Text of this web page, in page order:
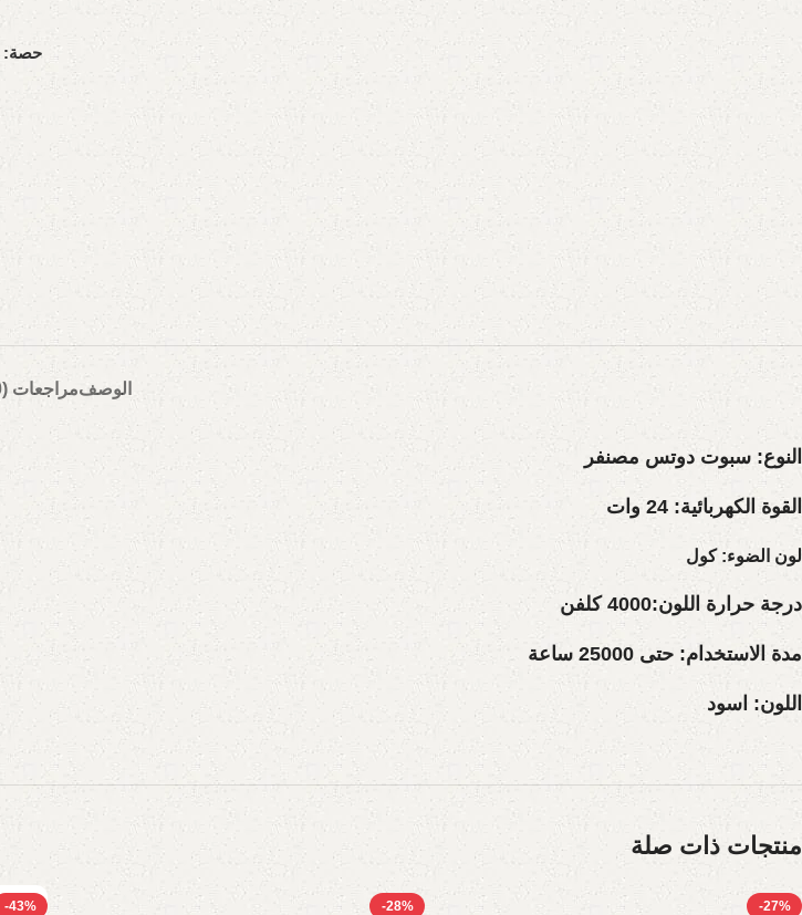
حصة:
الوصفمراجعات (0)
النوع: سبوت دوتس مصنفر
القوة الكهربائية:
لون الضوء: كول
درجة حرارة اللون:4000 كلفن
مدة الاستخدام: حتى 25000 ساعة
اللون: اسود
منتجات ذات صلة
-27%
-28%
-43%